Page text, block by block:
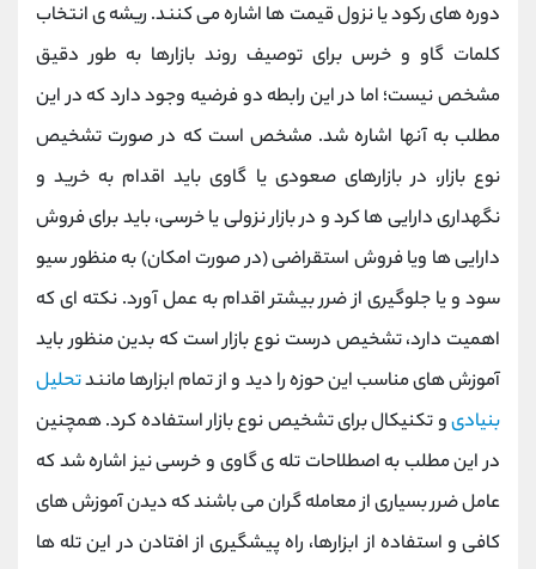
دوره های رکود یا نزول قیمت ها اشاره می کنند. ریشه ی انتخاب
کلمات گاو و خرس برای توصیف روند بازارها به طور دقیق
مشخص نیست؛ اما در این رابطه دو فرضیه وجود دارد که در این
مطلب به آنها اشاره شد. مشخص است که در صورت تشخیص
نوع بازار، در بازارهای صعودی یا گاوی باید اقدام به خرید و
نگهداری دارایی ها کرد و در بازار نزولی یا خرسی، باید برای فروش
دارایی ها ویا فروش استقراضی (در صورت امکان) به منظور سیو
سود و یا جلوگیری از ضرر بیشتر اقدام به عمل آورد. نکته ای که
اهمیت دارد، تشخیص درست نوع بازار است که بدین منظور باید
آموزش های مناسب این حوزه را دید و از تمام ابزارها مانندتحلیل
بنیادیو تکنیکال برای تشخیص نوع بازار استفاده کرد. همچنین
در این مطلب به اصطلاحات تله ی گاوی و خرسی نیز اشاره شد که
عامل ضرر بسیاری از معامله گران می باشند که دیدن آموزش های
کافی و استفاده از ابزارها، راه پیشگیری از افتادن در این تله ها